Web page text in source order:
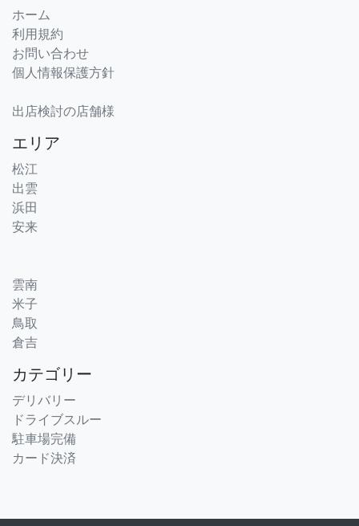
ホーム
利用規約
お問い合わせ
個人情報保護方針
出店検討の店舗様
エリア
松江
出雲
浜田
安来
雲南
米子
鳥取
倉吉
カテゴリー
デリバリー
ドライブスルー
駐車場完備
カード決済